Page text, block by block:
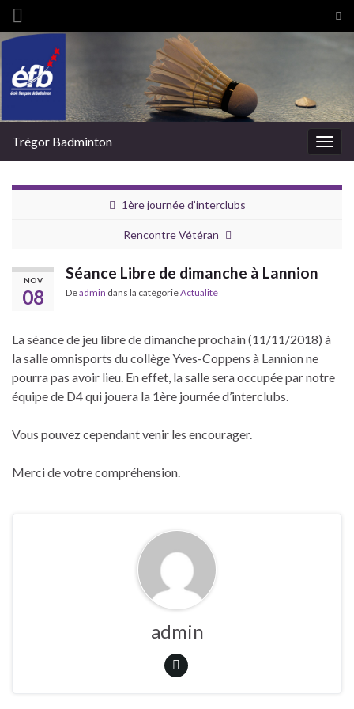
Trégor Badminton
1ère journée d’interclubs
Rencontre Vétéran
NOV
08
Séance Libre de dimanche à Lannion
Deadmin dans la catégorieActualité
La séance de jeu libre de dimanche prochain (11/11/2018) à
la salle omnisports du collège Yves-Coppens à Lannion ne
pourra pas avoir lieu. En effet, la salle sera occupée par notre
équipe de D4 qui jouera la 1ère journée d’interclubs.
Vous pouvez cependant venir les encourager.
Merci de votre compréhension.
admin